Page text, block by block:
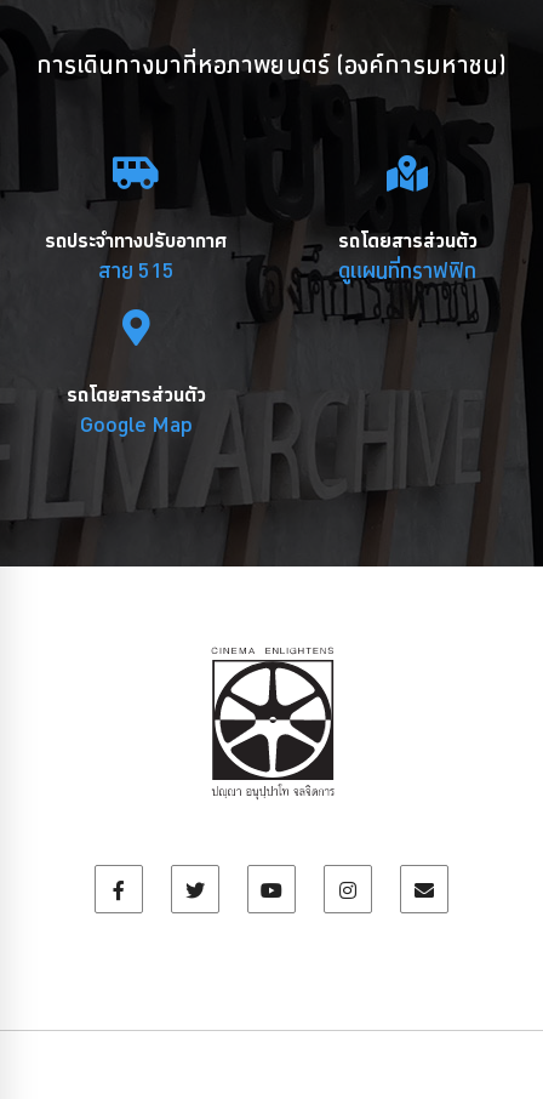
การเดินทางมาที่หอภาพยนตร์ (องค์การมหาชน)
รถประจำทางปรับอากาศ
สาย 515
รถโดยสารส่วนตัว
ดูแผนที่กราฟฟิก
รถโดยสารส่วนตัว
Google Map